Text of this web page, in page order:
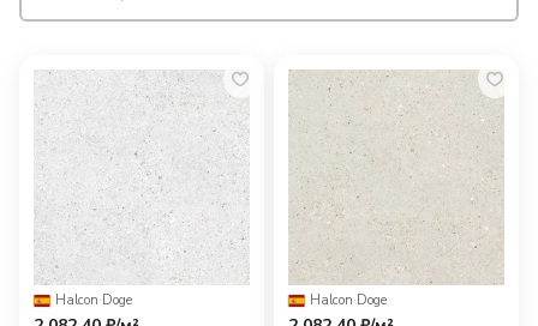
Halcon·Doge Halcon·Doge